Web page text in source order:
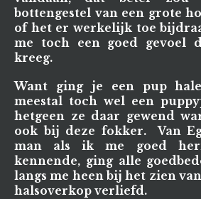
bottengestel van een grote
of het er werkelijk toe
me toch een goed gevoel
kreeg.
Want ging je een pup
meestal toch wel een
hetgeen ze daar gewend
ook bij deze fokker. Van
man als ik me goed
kennende, ging alle
langs me heen bij het zien
halsoverkop verliefd.